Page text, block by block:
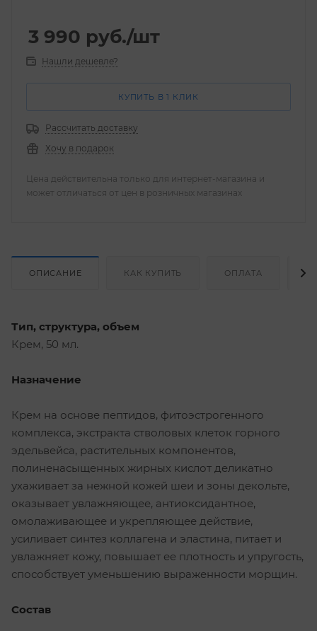
3 990 руб./шт
Нашли дешевле?
КУПИТЬ В 1 КЛИК
Рассчитать доставку
Хочу в подарок
Цена действительна только для интернет-магазина и
может отличаться от цен в розничных магазинах
ОПИСАНИЕ КАК КУПИТЬ ОПЛАТА
Тип, структура, объем
Крем, 50 мл.
Назначение
Крем на основе пептидов, фитоэстрогенного
комплекса, экстракта стволовых клеток горного
эдельвейса, растительных компонентов,
полиненасыщенных жирных кислот деликатно
ухаживает за нежной кожей шеи и зоны декольте,
оказывает увлажняющее, антиоксидантное,
омолаживающее и укрепляющее действие,
усиливает синтез коллагена и эластина, питает и
увлажняет кожу, повышает ее плотность и упругость,
способствует уменьшению выраженности морщин.
Состав